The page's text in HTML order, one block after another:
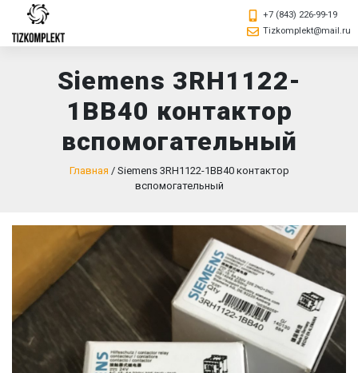
+7 (843) 226-99-19
Tizkomplekt@mail.ru
Siemens 3RH1122-
1BB40 контактор
вспомогательный
Главная / Siemens 3RH1122-1BB40 контактор
вспомогательный